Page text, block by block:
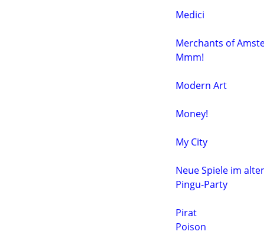
Medici
Merchants of
Mmm!
Modern Art
Money!
My City
Neue Spiele im
Pingu-Party
Pirat
Poison